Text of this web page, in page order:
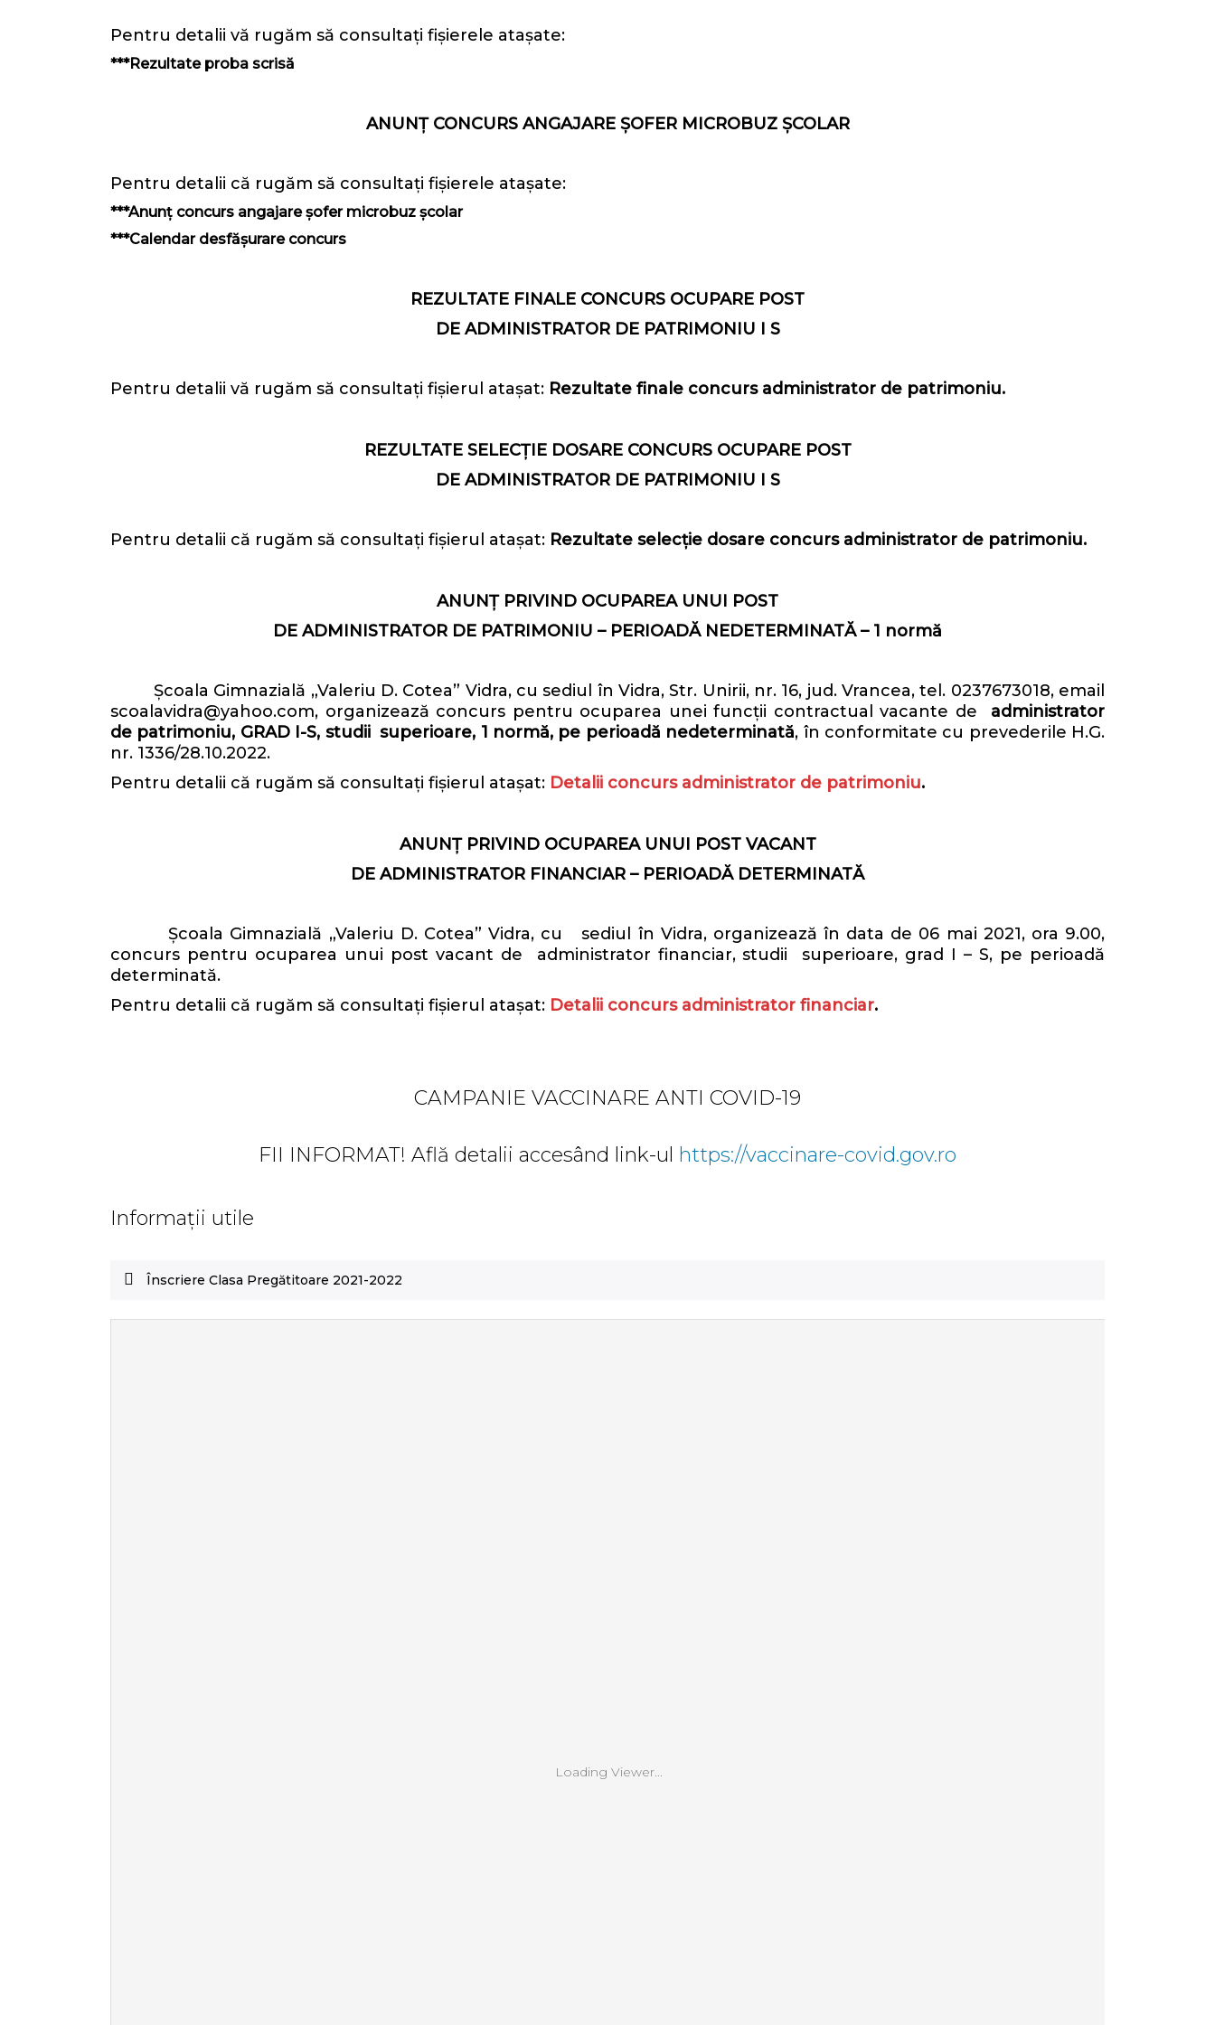
Pentru detalii vă rugăm să consultați fișierele atașate:
***Rezultate proba scrisă
ANUNȚ CONCURS ANGAJARE ȘOFER MICROBUZ ȘCOLAR
Pentru detalii că rugăm să consultați fișierele atașate:
***Anunț concurs angajare șofer microbuz școlar
***Calendar desfășurare concurs
REZULTATE FINALE CONCURS OCUPARE POST
DE ADMINISTRATOR DE PATRIMONIU I S
Pentru detalii vă rugăm să consultați fișierul atașat: Rezultate finale concurs administrator de patrimoniu.
REZULTATE SELECȚIE DOSARE CONCURS OCUPARE POST
DE ADMINISTRATOR DE PATRIMONIU I S
Pentru detalii că rugăm să consultați fișierul atașat: Rezultate selecție dosare concurs administrator de patrimoniu.
ANUNȚ PRIVIND OCUPAREA UNUI POST
DE ADMINISTRATOR DE PATRIMONIU – PERIOADĂ NEDETERMINATĂ – 1 normă
Școala Gimnazială „Valeriu D. Cotea” Vidra, cu sediul în Vidra, Str. Unirii, nr. 16, jud. Vrancea, tel. 0237673018, email
scoalavidra@yahoo.com, organizează concurs pentru ocuparea unei funcții contractual vacante de administrator
de patrimoniu, GRAD I-S, studii superioare, 1 normă, pe perioadă nedeterminată, în conformitate cu prevederile H.G.
nr. 1336/28.10.2022.
Pentru detalii că rugăm să consultați fișierul atașat: Detalii concurs administrator de patrimoniu.
ANUNȚ PRIVIND OCUPAREA UNUI POST VACANT
DE ADMINISTRATOR FINANCIAR – PERIOADĂ DETERMINATĂ
Școala Gimnazială „Valeriu D. Cotea” Vidra, cu sediul în Vidra, organizează în data de 06 mai 2021, ora 9.00,
concurs pentru ocuparea unui post vacant de administrator financiar, studii superioare, grad I – S, pe perioadă
determinată.
Pentru detalii că rugăm să consultați fișierul atașat: Detalii concurs administrator financiar.
CAMPANIE VACCINARE ANTI COVID-19
FII INFORMAT! Află detalii accesând link-ul https://vaccinare-covid.gov.ro
Informații utile
Înscriere Clasa Pregătitoare 2021-2022
Loading Viewer...